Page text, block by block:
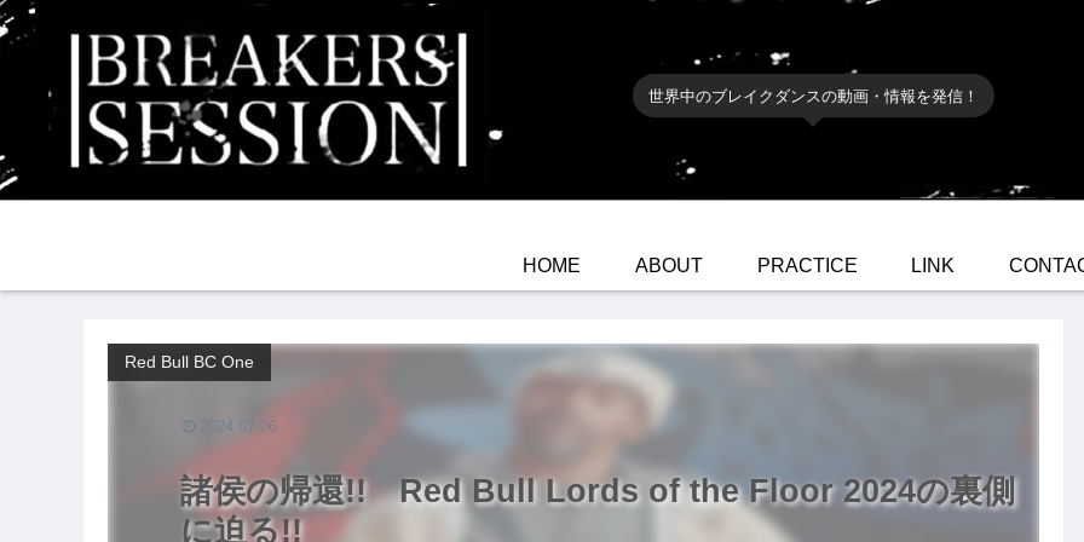
世界中のブレイクダンスの動画・情報を発信！
HOME ABOUT PRACTICE LINK
諸侯の帰還!! Red Bull Lords of the Floor 2024の裏側
に迫る!!
Red Bull BC One
2024.07.06